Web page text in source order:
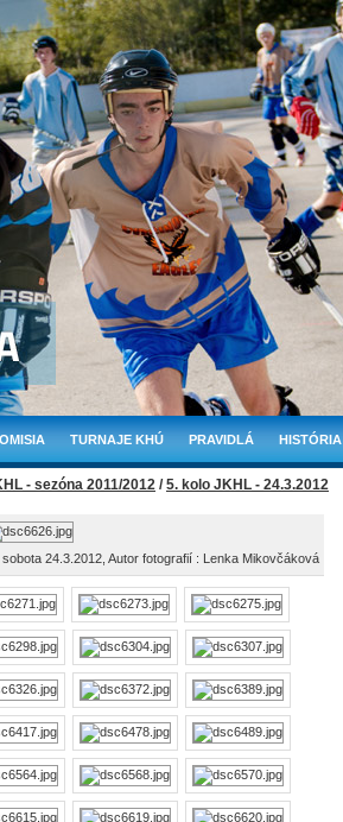
TURNAJE KHÚ PRAVIDLÁ HISTÓRIA
- sezóna 2011/2012 /5. kolo JKHL - 24.3.2012
24.3.2012, Autor fotografií : Lenka Mikovčáková